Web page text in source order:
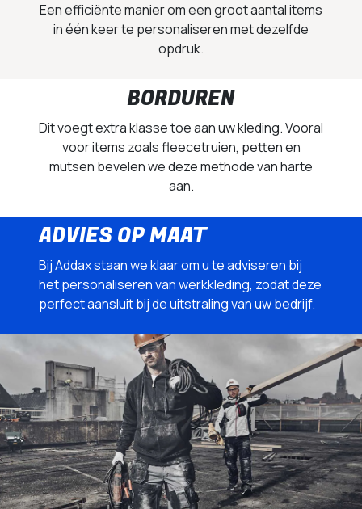
Een efficiënte manier om een groot aantal items
in één keer te personaliseren met dezelfde
opdruk.
BORDUREN
Dit voegt extra klasse toe aan uw kleding. Vooral
voor items zoals fleecetruien, petten en
mutsen bevelen we deze methode van harte
aan.
ADVIES OP MAAT
Bij Addax staan we klaar om u te adviseren bij
het personaliseren van werkkleding, zodat deze
perfect aansluit bij de uitstraling van uw bedrijf.